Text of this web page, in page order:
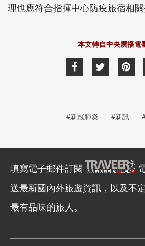
理也應符合指揮中心防疫旅宿相關
本文轉自中央廣播電
#新冠肺炎 #新訊
填寫電子郵件訂閱
送最新國內外旅遊資訊，以及不
最有品味的旅人。